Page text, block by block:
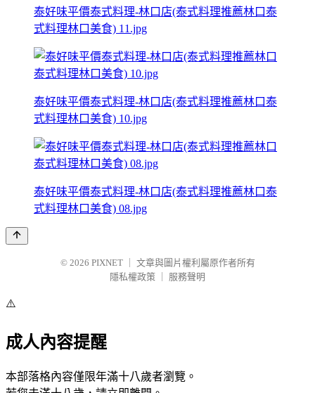
泰好味平價泰式料理-林口店(泰式料理推薦林口泰
式料理林口美食) 11.jpg
泰好味平價泰式料理-林口店(泰式料理推薦林口泰
式料理林口美食) 10.jpg
泰好味平價泰式料理-林口店(泰式料理推薦林口泰
式料理林口美食) 08.jpg
© 2026 PIXNET
文章與圖片權利屬原作者所有
隱私權政策
服務聲明
⚠️
成人內容提醒
本部落格內容僅限年滿十八歲者瀏覽。